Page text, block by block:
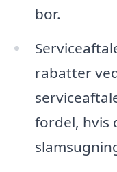
bor.
rabatter
fordel, hvis